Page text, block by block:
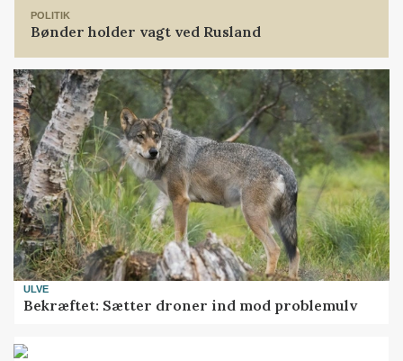
POLITIK
Bønder holder vagt ved Rusland
ULVE
Bekræftet: Sætter droner ind mod problemulv